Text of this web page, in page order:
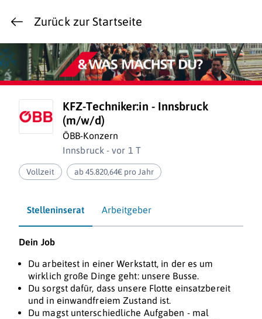
Zurück zur Startseite
KFZ-Techniker:in - Innsbruck
(m/w/d)
ÖBB-Konzern
Innsbruck - vor 1 T
Vollzeit ab 45.820,64€ pro Jahr
Stelleninserat Arbeitgeber
Dein Job
Du arbeitest in einer Werkstatt, in der es um
wirklich große Dinge geht: unsere Busse.
Du sorgst dafür, dass unsere Flotte einsatzbereit
und in einwandfreiem Zustand ist.
Du magst unterschiedliche Aufgaben - mal